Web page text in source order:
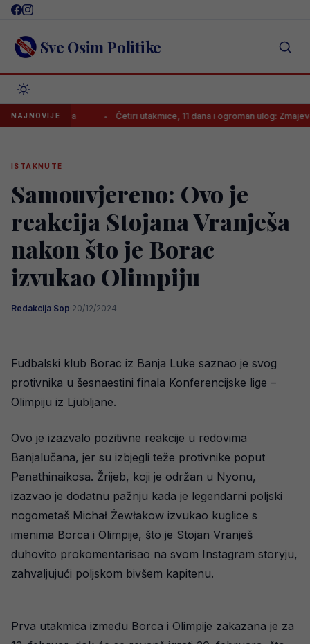
Skip
content Sve Osim Politike
NAJNOVIJE
Borca Četiri utakmice, 11 dana i ogroman ulog: Zmajeve čeka
ISTAKNUTE
Samouvjereno: Ovo je
reakcija Stojana Vranješa
nakon što je Borac
izvukao Olimpiju
Redakcija Sop·20/12/2024
Fudbalski klub Borac iz Banja Luke saznao je svog
protivnika u šesnaestini finala Konferencijske lige –
Olimpiju iz Ljubljane.
Ovo je izazvalo pozitivne reakcije u redovima
Banjalučana, jer su izbjegli teže protivnike poput
Panathinaikosa. Žrijeb, koji je održan u Nyonu,
izazvao je dodatnu pažnju kada je legendarni poljski
nogometaš Michał Żewłakow izvukao kuglice s
imenima Borca i Olimpije, što je Stojan Vranješ
duhovito prokomentarisao na svom Instagram storyju,
zahvaljujući poljskom bivšem kapitenu.
Prva utakmica između Borca i Olimpije zakazana je za